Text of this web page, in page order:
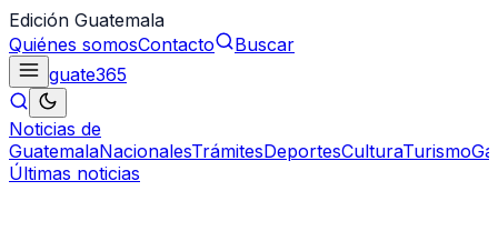
Edición Guatemala
Quiénes somosContacto
Buscar
guate365
Noticias de
GuatemalaNacionalesTrámitesDeportesCulturaTurismo
Últimas noticias